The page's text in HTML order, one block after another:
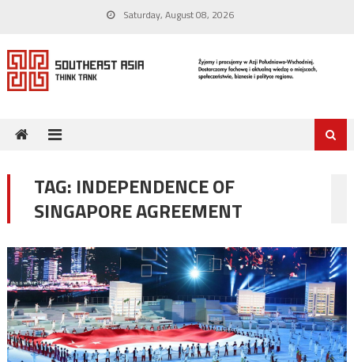
content
Saturday, August 08, 2026
TAG: INDEPENDENCE OF
SINGAPORE AGREEMENT